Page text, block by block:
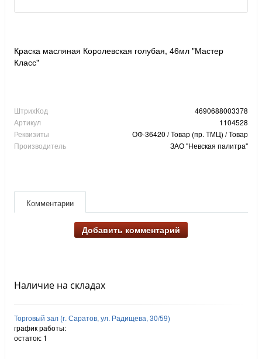
Краска масляная Королевская голубая, 46мл "Мастер
Класс"
ШтрихКод
4690688003378
Артикул
1104528
Реквизиты
ОФ-36420 / Товар (пр. ТМЦ) / Товар
Производитель
ЗАО "Невская палитра"
Комментарии
Добавить комментарий
Наличие на складах
Торговый зал (г. Саратов, ул. Радищева, 30/59)
график работы:
остаток: 1